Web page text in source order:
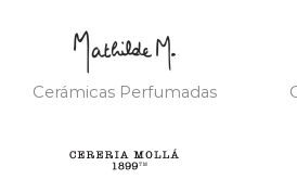
Cerámicas Perfumadas